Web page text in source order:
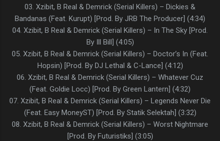
03. Xzibit, B Real & Demrick (Serial Killers) – Dickies &
Bandanas (Feat. Kurupt) [Prod. By JRB The Producer] (4:34)
04. Xzibit, B Real & Demrick (Serial Killers) – In The Sky [Prod.
By Ill Bill] (4:05)
05. Xzibit, B Real & Demrick (Serial Killers) – Doctor’s In (Feat.
Hopsin) [Prod. By DJ Lethal & C-Lance] (4:12)
06. Xzibit, B Real & Demrick (Serial Killers) – Whatever Cuz
(Feat. Goldie Locc) [Prod. By Green Lantern] (4:32)
07. Xzibit, B Real & Demrick (Serial Killers) – Legends Never Die
(Feat. Easy MoneyST) [Prod. By Statik Selektah] (3:32)
08. Xzibit, B Real & Demrick (Serial Killers) – Worst Nightmare
[Prod. By Futuristiks] (3:05)